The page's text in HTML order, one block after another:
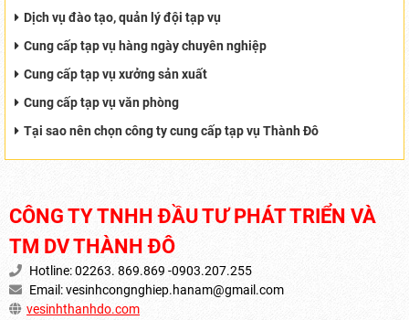
Dịch vụ đào tạo, quản lý đội tạp vụ
Cung cấp tạp vụ hàng ngày chuyên nghiệp
Cung cấp tạp vụ xưởng sản xuất
Cung cấp tạp vụ văn phòng
Tại sao nên chọn công ty cung cấp tạp vụ Thành Đô
CÔNG TY TNHH ĐẦU TƯ PHÁT TRIỂN VÀ
TM DV THÀNH ĐÔ
Hotline: 02263. 869.869 -0903.207.255
Email:vesinhcongnghiep.hanam@gmail.com
vesinhthanhdo.com